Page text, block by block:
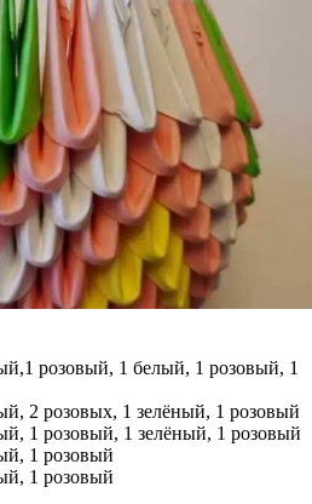
розовый, 1 белый, 1 розовый, 1
2 розовых, 1 зелёный, 1 розовый
1 розовый, 1 зелёный, 1 розовый
1 розовый
1 розовый